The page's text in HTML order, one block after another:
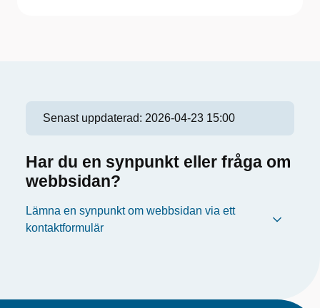
Senast uppdaterad: 2026-04-23 15:00
Har du en synpunkt eller fråga om
webbsidan?
Lämna en synpunkt om webbsidan via ett
kontaktformulär